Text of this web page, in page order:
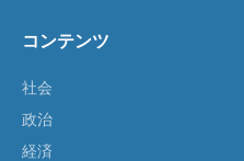
コンテンツ
社会
政治
経済